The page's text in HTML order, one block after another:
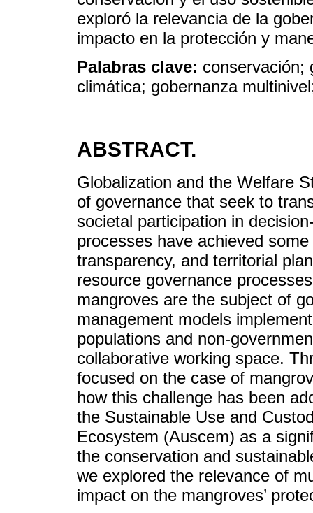
exploró la relevancia de la
impacto en la protección y
Palabras clave: conservación;
climática; gobernanza
ABSTRACT.
Globalization and the Welfare
of governance that seek to
societal participation in
processes have achieved
transparency, and territorial
resource governance
mangroves are the subject of
management models
populations and non-
collaborative working space.
focused on the case of
how this challenge has been
the Sustainable Use and
Ecosystem (Auscem) as a
the conservation and
we explored the relevance of
impact on the mangroves’